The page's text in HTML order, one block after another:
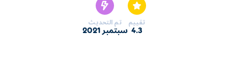
تقييم
4.3
تم التحديث
سبتمبر 2021